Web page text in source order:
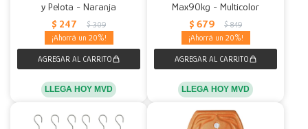
y Pelota - Naranja
$ 247 $ 309
20
LLEGA HOY MVD
Max90kg - Multicolor
$ 679 $ 849
20
LLEGA HOY MVD